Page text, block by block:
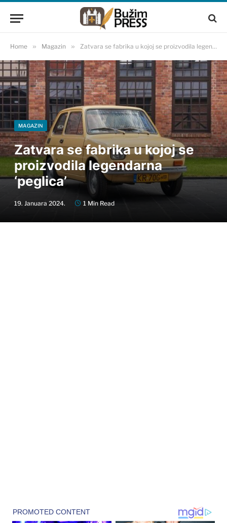
Home » Magazin » Zatvara se fabrika u kojoj se proizvodila legendarna ‘peglica’
MAGAZIN
Zatvara se fabrika u kojoj se
proizvodila legendarna
‘peglica’
19. Januara 2024. 1 Min Read